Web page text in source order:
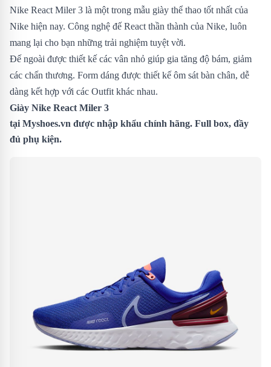
Nike React Miler 3 là một trong mẫu giày thể thao tốt nhất của
Nike hiện nay. Công nghệ đế React thần thành của Nike, luôn
mang lại cho bạn những trải nghiệm tuyệt vời.
Đế ngoài được thiết kế các vân nhỏ giúp gia tăng độ bám, giảm
các chấn thương. Form dáng được thiết kế ôm sát bàn chân, dễ
dàng kết hợp với các Outfit khác nhau.
Giày Nike React Miler 3
tại Myshoes.vn được nhập khẩu chính hãng. Full box, đầy
đủ phụ kiện.